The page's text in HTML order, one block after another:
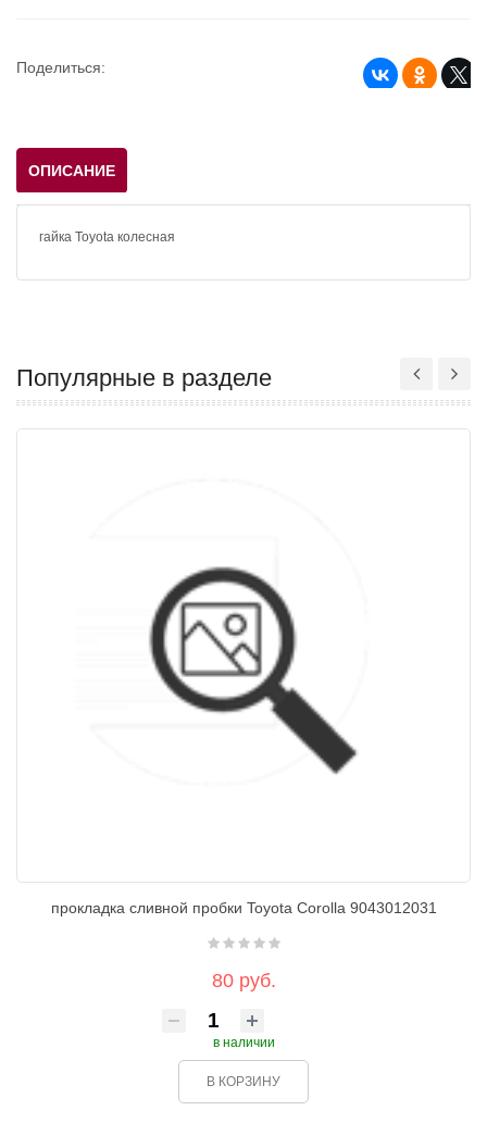
Поделиться:
ОПИСАНИЕ
гайка Toyota колесная
Популярные в разделе
прокладка сливной пробки Toyota Corolla 9043012031
80 руб.
в наличии
В КОРЗИНУ